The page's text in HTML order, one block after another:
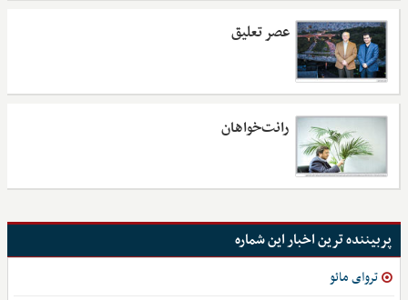
عصر تعلیق
رانت‌خواهان
پربیننده ترین اخبار این شماره
تروای مائو